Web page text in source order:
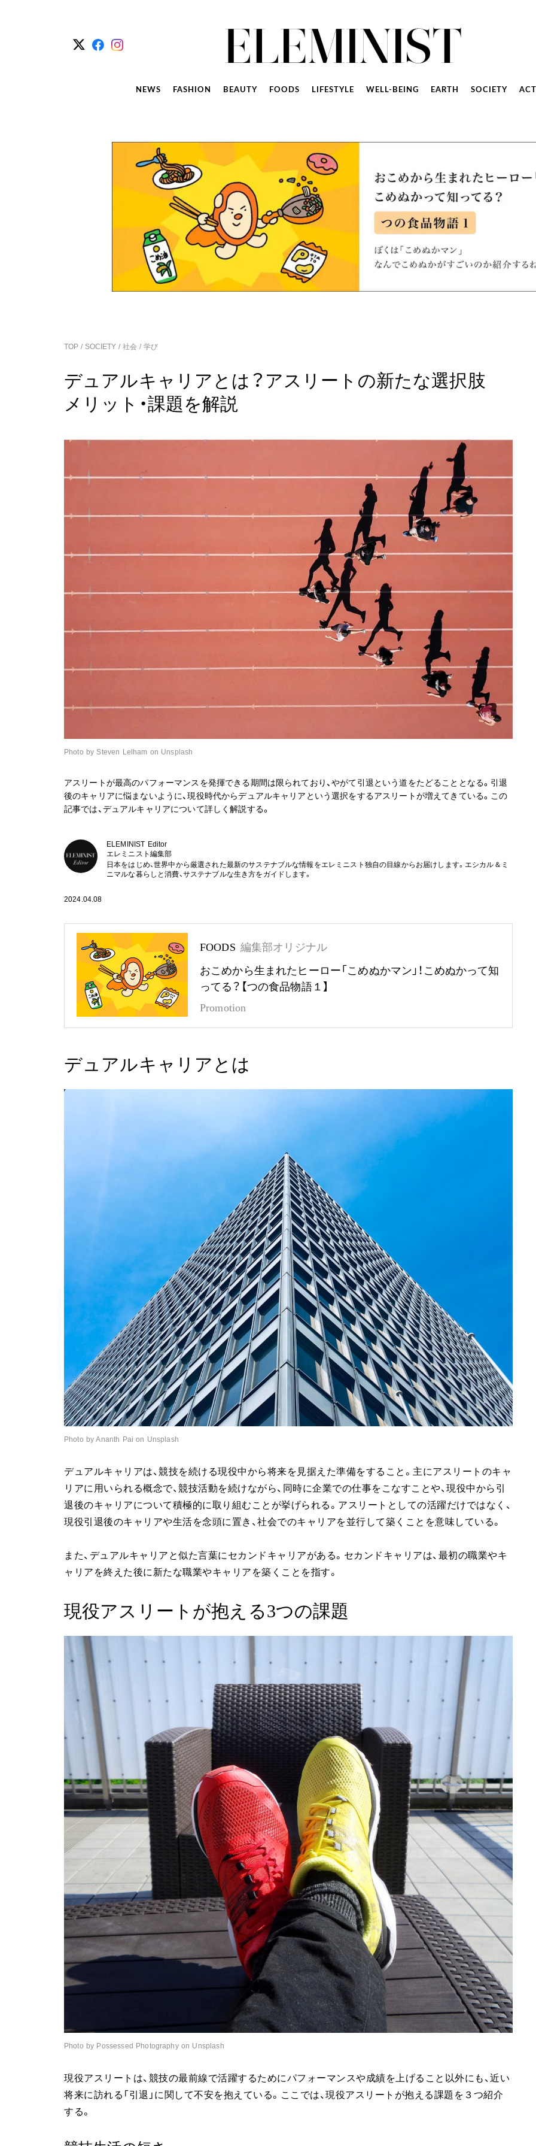
NEWS FASHION BEAUTY FOODS LIFESTYLE WELL-BEING EARTH SOCIETY
TOP SOCIETY 社会 学び
デュアルキャリアとは？アスリートの新たな選択肢
メリット・課題を解説
Photo by Steven Lelham on Unsplash
アスリートが最高のパフォーマンスを発揮できる期間は限られており、やがて引退という道をたどることとなる。引退
後のキャリアに悩まないように、現役時代からデュアルキャリアという選択をするアスリートが増えてきている。この
記事では、デュアルキャリアについて詳しく解説する。
ELEMINIST Editor
エレミニスト編集部
日本をはじめ、世界中から厳選された最新のサステナブルな情報をエレミニスト独自の目線からお届けします。エシカル＆ミ
ニマルな暮らしと消費、サステナブルな生き方をガイドします。
2024.04.08
FOODS 編集部オリジナル
おこめから生まれたヒーロー「こめぬかマン」！こめぬかって知
ってる？【つの食品物語１】
Promotion
デュアルキャリアとは
Photo by Ananth Pai on Unsplash
デュアルキャリアは、競技を続ける現役中から将来を見据えた準備をすること。主にアスリートのキャ
リアに用いられる概念で、競技活動を続けながら、同時に企業での仕事をこなすことや、現役中から引
退後のキャリアについて積極的に取り組むことが挙げられる。アスリートとしての活躍だけではなく、
現役引退後のキャリアや生活を念頭に置き、社会でのキャリアを並行して築くことを意味している。
また、デュアルキャリアと似た言葉にセカンドキャリアがある。セカンドキャリアは、最初の職業やキ
ャリアを終えた後に新たな職業やキャリアを築くことを指す。
現役アスリートが抱える3つの課題
Photo by Possessed Photography on Unsplash
現役アスリートは、競技の最前線で活躍するためにパフォーマンスや成績を上げること以外にも、近い
将来に訪れる「引退」に関して不安を抱えている。ここでは、現役アスリートが抱える課題を３つ紹介
する。